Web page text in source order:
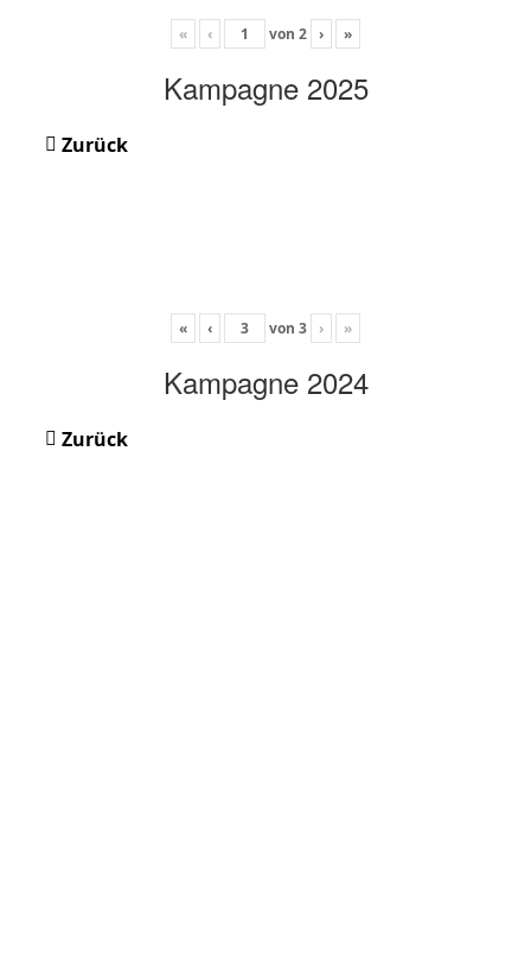
« ‹ von 2 › »
Kampagne 2025
Zurück
« ‹ von 3 › »
Kampagne 2024
Zurück